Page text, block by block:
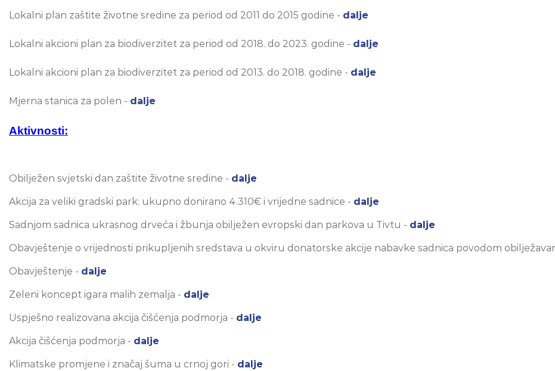
Lokalni plan zaštite životne sredine za period od 2011 do 2015 godine - dalje
Lokalni akcioni plan za biodiverzitet za period od 2018. do 2023. godine - dalje
Lokalni akcioni plan za biodiverzitet za period od 2013. do 2018. godine - dalje
Mjerna stanica za polen - dalje
Aktivnosti:
Obilježen svjetski dan zaštite životne sredine - dalje
Akcija za veliki gradski park: ukupno donirano 4.310€ i vrijedne sadnice - dalje
Sadnjom sadnica ukrasnog drveća i žbunja obilježen evropski dan parkova u Tivtu - dalje
Obavještenje o vrijednosti prikupljenih sredstava u okviru donatorske akcije nabavke sadnica povodom
Obavještenje - dalje
Zeleni koncept igara malih zemalja - dalje
Uspješno realizovana akcija čišćenja podmorja - dalje
Akcija čišćenja podmorja - dalje
Klimatske promjene i značaj šuma u crnoj gori - dalje